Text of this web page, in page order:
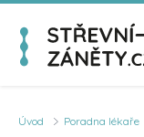
Úvod Poradna lékaře